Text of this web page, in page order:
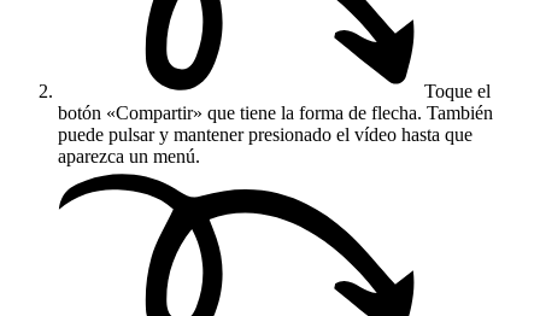
Toque el
botón «Compartir» que tiene la forma de flecha. También
puede pulsar y mantener presionado el vídeo hasta que
aparezca un menú.